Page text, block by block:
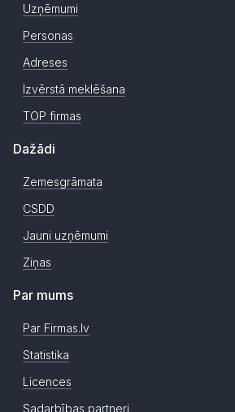
Uzņēmumi
Personas
Adreses
Izvērstā meklēšana
TOP firmas
Dažādi
Zemesgrāmata
CSDD
Jauni uzņēmumi
Ziņas
Par mums
Par Firmas.lv
Statistika
Licences
Sadarbības partneri